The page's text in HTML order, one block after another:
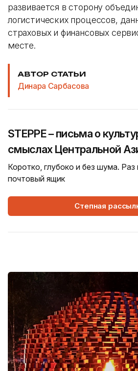
развивается в сторону
логистических процессов,
страховых и финансовых
месте.
АВТОР СТАТЬИ
Динара Сарбасова
STEPPE – письма о
смыслах Центральной
Коротко, глубоко и без шума.
почтовый ящик
Степная